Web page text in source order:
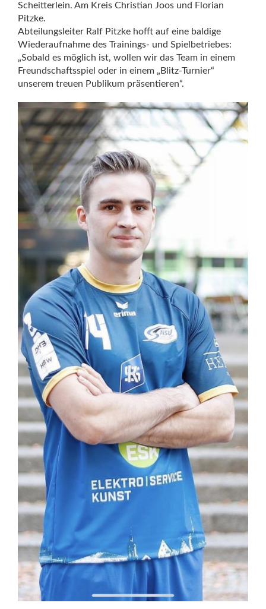
Scheitterlein. Am Kreis Christian Joos und Florian
Pitzke.
Abteilungsleiter Ralf Pitzke hofft auf eine baldige
Wiederaufnahme des Trainings- und Spielbetriebes:
„Sobald es möglich ist, wollen wir das Team in einem
Freundschaftsspiel oder in einem „Blitz-Turnier“
unserem treuen Publikum präsentieren“.